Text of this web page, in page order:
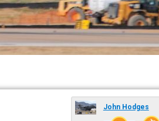
John Hodges